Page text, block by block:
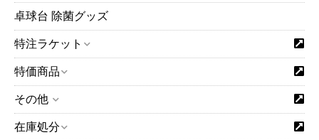
卓球台 除菌グッズ
特注ラケット
特価商品
その他
在庫処分